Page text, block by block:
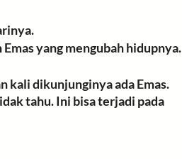
yang mengubah hidupnya.
kali dikunjunginya ada Emas.
tahu. Ini bisa terjadi pada